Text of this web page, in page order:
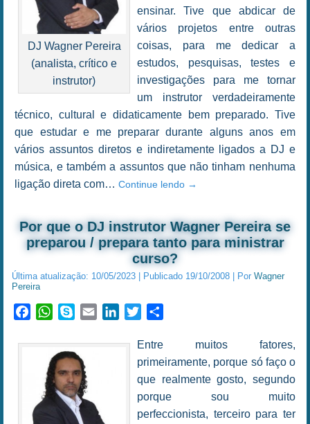
DJ Wagner Pereira
(analista, crítico e
instrutor)
ensinar. Tive que abdicar de
vários projetos entre outras
coisas, para me dedicar a
estudos, pesquisas, testes e
investigações para me tornar
um instrutor verdadeiramente
técnico, cultural e didaticamente bem preparado. Tive
que estudar e me preparar durante alguns anos em
vários assuntos diretos e indiretamente ligados a DJ e
música, e também a assuntos que não tinham nenhuma
ligação direta com…Continue lendo →
Por que o DJ instrutor Wagner Pereira se
preparou / prepara tanto para ministrar
curso?
Última atualização: 10/05/2023 Publicado 19/10/2008 Por Wagner
Pereira
FacebookWhatsApp
Skype Email LinkedInTwitter
Entre muitos fatores,
primeiramente, porque só faço o
que realmente gosto, segundo
porque sou muito
perfeccionista, terceiro para ter